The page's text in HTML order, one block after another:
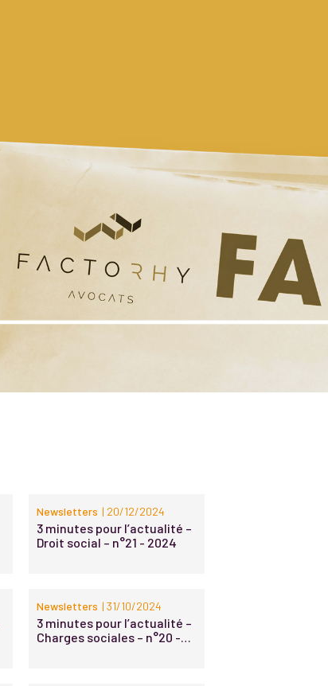
Newsletters | 20/12/2024
3 minutes pour l’actualité –
Droit social – n°21 - 2024
Newsletters | 31/10/2024
3 minutes pour l’actualité –
Charges sociales – n°20 -